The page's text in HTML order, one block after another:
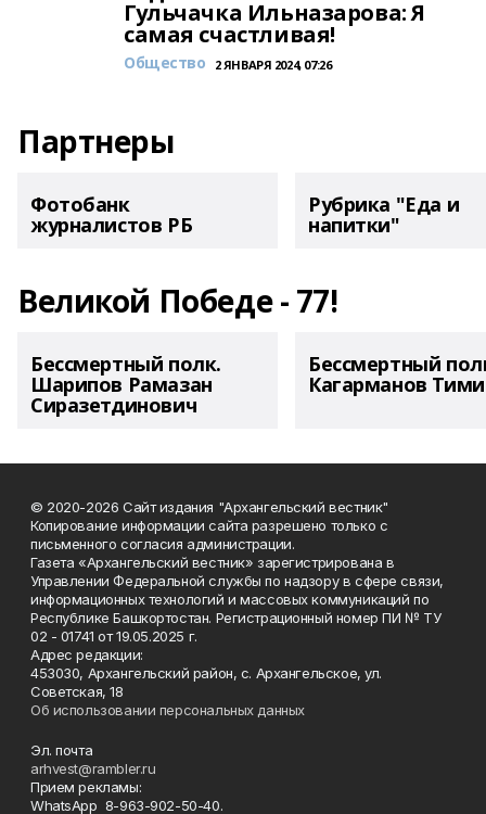
Гульчачка Ильназарова: Я
самая счастливая!
Общество 2 ЯНВАРЯ 2024, 07:26
Партнеры
Фотобанк
журналистов РБ
Рубрика "Еда и
напитки"
Великой Победе - 77!
Бессмертный полк.
Шарипов Рамазан
Сиразетдинович
Бессмертный
Кагарманов
© 2020-2026 Сайт издания "Архангельский вестник"
Копирование информации сайта разрешено только с
письменного согласия администрации.
Газета «Архангельский вестник» зарегистрирована в
Управлении Федеральной службы по надзору в сфере связи,
информационных технологий и массовых коммуникаций по
Республике Башкортостан. Регистрационный номер ПИ № ТУ
02 - 01741 от 19.05.2025 г.
Адрес редакции:
453030, Архангельский район, с. Архангельское, ул.
Советская, 18
Об использовании персональных данных
Эл. почта
arhvest@rambler.ru
Прием рекламы:
WhatsApp 8-963-902-50-40.